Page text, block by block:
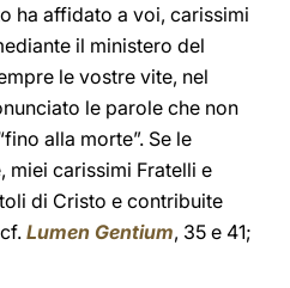
ha affidato a voi, carissimi
il ministero del
le vostre vite, nel
le parole che non
alla morte”. Se le
miei carissimi Fratelli e
di Cristo e contribuite
Lumen Gentium, 35 e 41;